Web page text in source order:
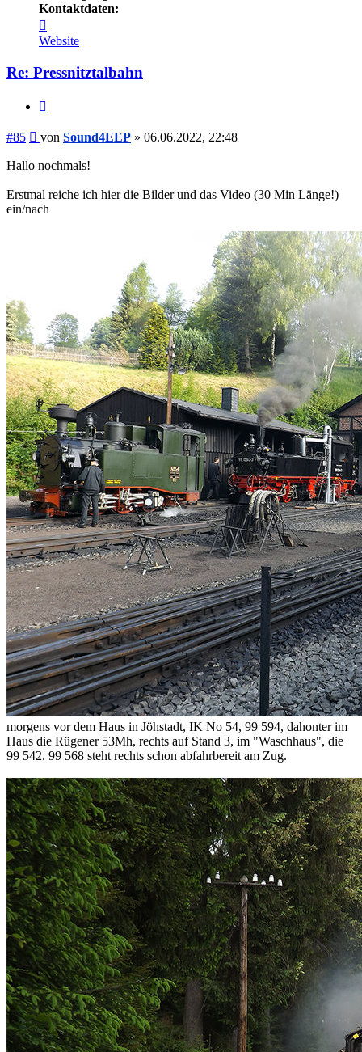
Kontaktdaten:
von
Sound4EEP
Website
Re: Pressnitztalbahn
#85 Beitrag
von Sound4EEP » 06.06.2022, 22:48
Hallo nochmals!
Erstmal reiche ich hier die Bilder und das Video (30 Min Länge!)
ein/nach
morgens vor dem Haus in Jöhstadt, IK No 54, 99 594, dahonter im
Haus die Rügener 53Mh, rechts auf Stand 3, im "Waschhaus", die
99 542. 99 568 steht rechts schon abfahrbereit am Zug.